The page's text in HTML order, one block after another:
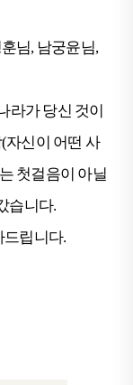
님, 남궁윤님,
라가 당신 것이
자신이 어떤 사
첫걸음이 아닐
습니다.
드립니다.